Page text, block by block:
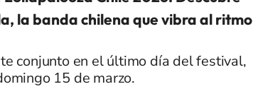
la banda chilena que vibra al ritmo
conjunto en el último día del festival,
15 de marzo.